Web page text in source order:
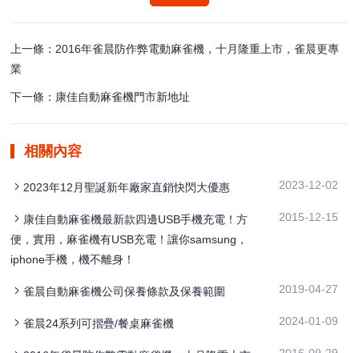
上一條：2016年雀晨防作弊電動麻雀機，十月隆重上市，雀晨更專
業
下一條：康佳自動麻雀機門市新地址
相關內容
2023年12月聖誕新年廠家直銷快閃大優惠 2023-12-02
康佳自動麻雀機最新款四邊USB手機充電！方
便，實用，麻雀機有USB充電！讓你samsung，
iphone手機，機不離身！
2015-12-15
雀晨自動麻雀機公司保養條款及保養範圍 2019-04-27
雀晨24系列可摺疊/餐桌麻雀機 2024-01-09